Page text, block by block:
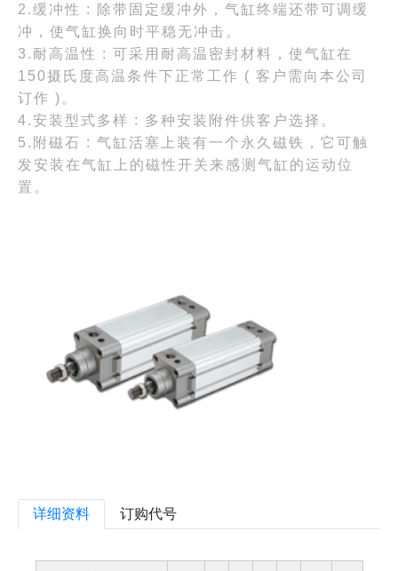
2.缓冲性 : 除带固定缓冲外，气缸终端还带可调缓
冲，使气缸换向时平稳无冲击。
3.耐高温性 : 可采用耐高温密封材料，使气缸在
150摄氏度高温条件下正常工作 ( 客户需向本公司
订作 )。
4.安装型式多样 : 多种安装附件供客户选择。
5.附磁石 : 气缸活塞上装有一个永久磁铁，它可触
发安装在气缸上的磁性开关来感测气缸的运动位
置。
详细资料 订购代号